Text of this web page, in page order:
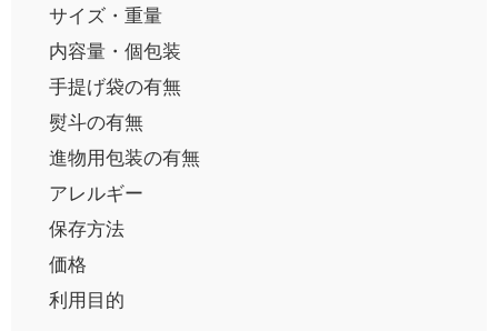
サイズ・重量
内容量・個包装
手提げ袋の有無
熨斗の有無
進物用包装の有無
アレルギー
保存方法
価格
利用目的